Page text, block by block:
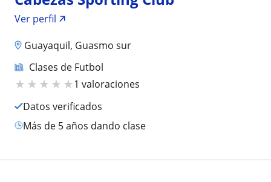
Ver perfil
Guayaquil, Guasmo sur
Clases de Futbol
★ ★ ★ ★ ★1 valoraciones
Datos verificados
más de 5 años dando clase